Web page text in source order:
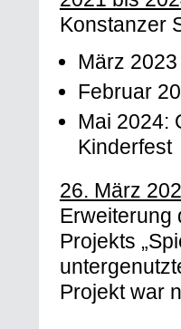
2021 bis
Konstanzer
März
Februar
Mai 2024:
26. März
Erweiterung
Projekts